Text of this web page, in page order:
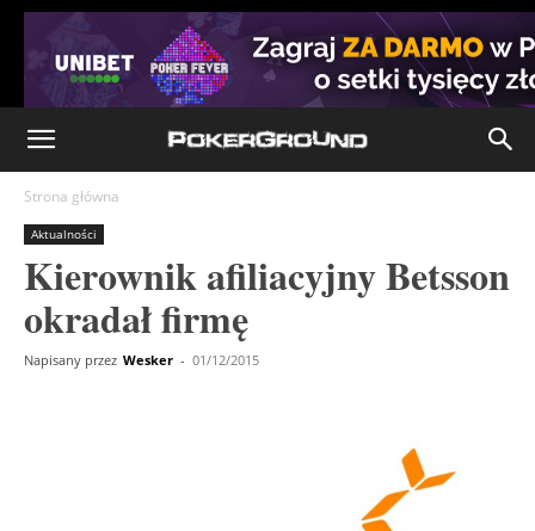
Strona główna
Aktualności
Kierownik afiliacyjny Betsson
okradał firmę
Napisany przez Wesker - 01/12/2015